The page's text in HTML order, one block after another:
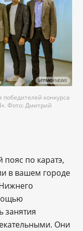
конкурса
Фото: Дмитрий
по каратэ,
в вашем городе
занятия
Они